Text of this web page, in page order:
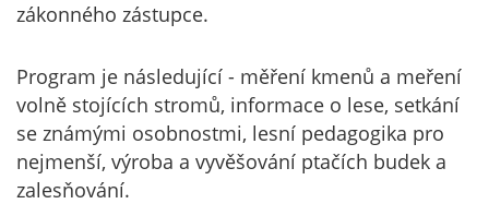
zákonného zástupce.
Program je následující - měření kmenů a meření
volně stojících stromů, informace o lese, setkání
se známými osobnostmi, lesní pedagogika pro
nejmenší, výroba a vyvěšování ptačích budek a
zalesňování.